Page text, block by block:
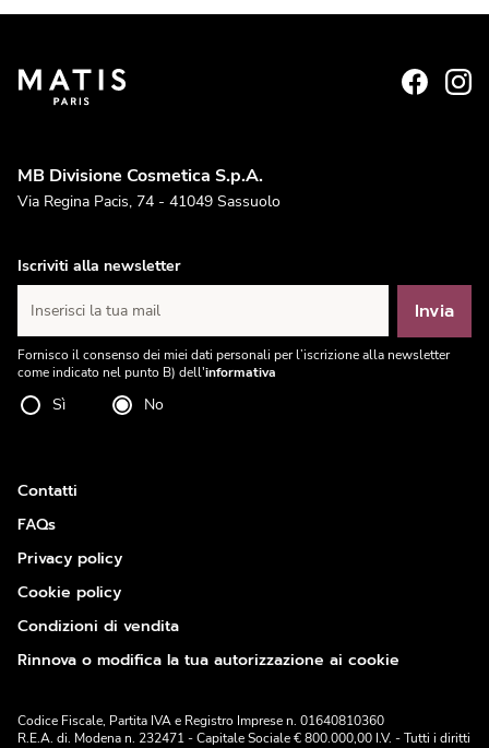
MB Divisione Cosmetica S.p.A.
Via Regina Pacis, 74 - 41049 Sassuolo
Iscriviti alla newsletter
Inserisci la tua mail Invia
Fornisco il consenso dei miei dati personali per l’iscrizione alla newsletter
come indicato nel punto B) dell'informativa
Sì No
Contatti
FAQs
Privacy policy
Cookie policy
Condizioni di vendita
Rinnova o modifica la tua autorizzazione ai cookie
Codice Fiscale, Partita IVA e Registro Imprese n. 01640810360
R.E.A. di. Modena n. 232471 - Capitale Sociale € 800.000,00 I.V. - Tutti i diritti